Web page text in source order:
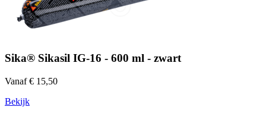
Sika® Sikasil IG-16 - 600 ml - zwart
Vanaf € 15,50
Bekijk